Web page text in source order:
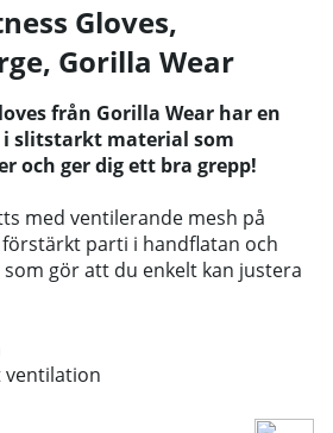
Gloves,
, Gorilla Wear
från Gorilla Wear har en
i slitstarkt material som
och ger dig ett bra grepp!
med ventilerande mesh på
parti i handflatan och
gör att du enkelt kan justera